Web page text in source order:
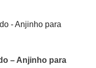
– Anjinho para